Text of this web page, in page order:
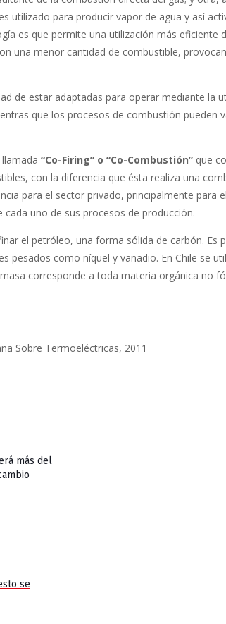
utilizado para producir vapor de agua y así
es que permite una utilización más eficiente
una menor cantidad de combustible,
de estar adaptadas para operar mediante la
que los procesos de combustión pue­den
“Co-Firing” o “Co-Combustión” que
con la diferencia que ésta realiza una
para el sector privado, principalmente para
uno de sus procesos de producción.
el petróleo, una forma sólida de carbón. Es
pesados como níquel y vanadio. En Chile se
corresponde a toda materia orgánica no
Sobre Termoeléctricas, 2011
más del
se